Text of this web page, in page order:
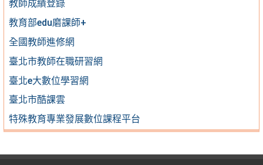
教師成績登錄
教育部edu磨課師+
全國教師進修網
臺北市教師在職研習網
臺北e大數位學習網
臺北市酷課雲
特殊教育專業發展數位課程平台